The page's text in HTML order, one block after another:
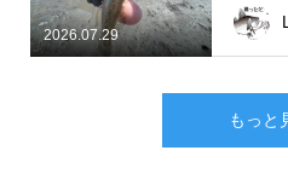
2026.07.29
もっと